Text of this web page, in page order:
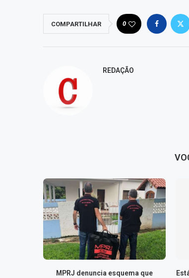
COMPARTILHAR 0
REDAÇÃO
MPRJ denuncia esquema que